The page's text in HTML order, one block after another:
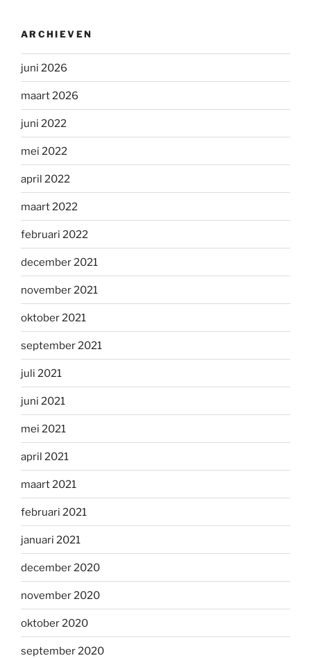
ARCHIEVEN
juni 2026
maart 2026
juni 2022
mei 2022
april 2022
maart 2022
februari 2022
december 2021
november 2021
oktober 2021
september 2021
juli 2021
juni 2021
mei 2021
april 2021
maart 2021
februari 2021
januari 2021
december 2020
november 2020
oktober 2020
september 2020